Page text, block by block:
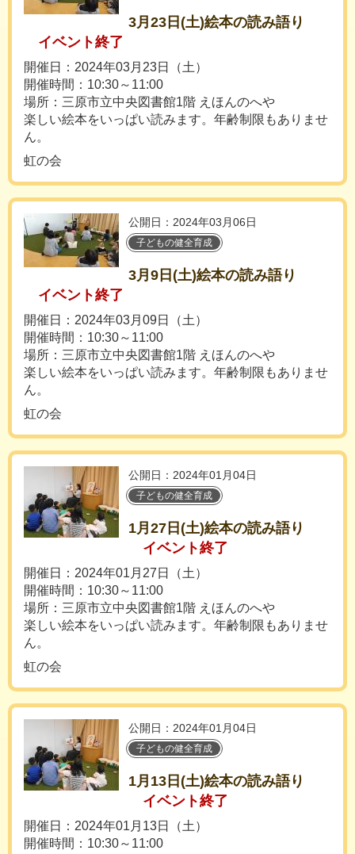
3月23日(土)絵本の読み語り
イベント終了
開催日：2024年03月23日（土）
開催時間：10:30～11:00
場所：三原市立中央図書館1階 えほんのへや
楽しい絵本をいっぱい読みます。年齢制限もありませ
ん。
虹の会
公開日：2024年03月06日
子どもの健全育成
3月9日(土)絵本の読み語り
イベント終了
開催日：2024年03月09日（土）
開催時間：10:30～11:00
場所：三原市立中央図書館1階 えほんのへや
楽しい絵本をいっぱい読みます。年齢制限もありませ
ん。
虹の会
公開日：2024年01月04日
子どもの健全育成
1月27日(土)絵本の読み語り
イベント終了
開催日：2024年01月27日（土）
開催時間：10:30～11:00
場所：三原市立中央図書館1階 えほんのへや
楽しい絵本をいっぱい読みます。年齢制限もありませ
ん。
虹の会
公開日：2024年01月04日
子どもの健全育成
1月13日(土)絵本の読み語り
イベント終了
開催日：2024年01月13日（土）
開催時間：10:30～11:00